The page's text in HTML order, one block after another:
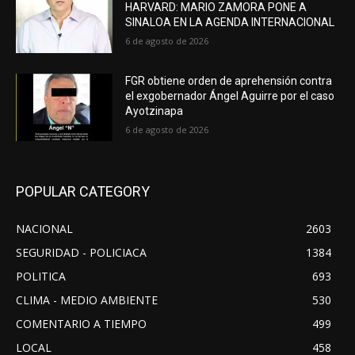
HARVARD: MARIO ZAMORA PONE A
SINALOA EN LA AGENDA INTERNACIONAL
6 de agosto de 2026
FGR obtiene orden de aprehensión contra
el exgobernador Ángel Aguirre por el caso
Ayotzinapa
6 de agosto de 2026
POPULAR CATEGORY
NACIONAL
2603
SEGURIDAD - POLICIACA
1384
POLITICA
693
CLIMA - MEDIO AMBIENTE
530
COMENTARIO A TIEMPO
499
LOCAL
458